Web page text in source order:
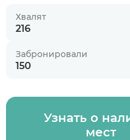
Хвалят
216
Забронировали
150
Узнать о
мест